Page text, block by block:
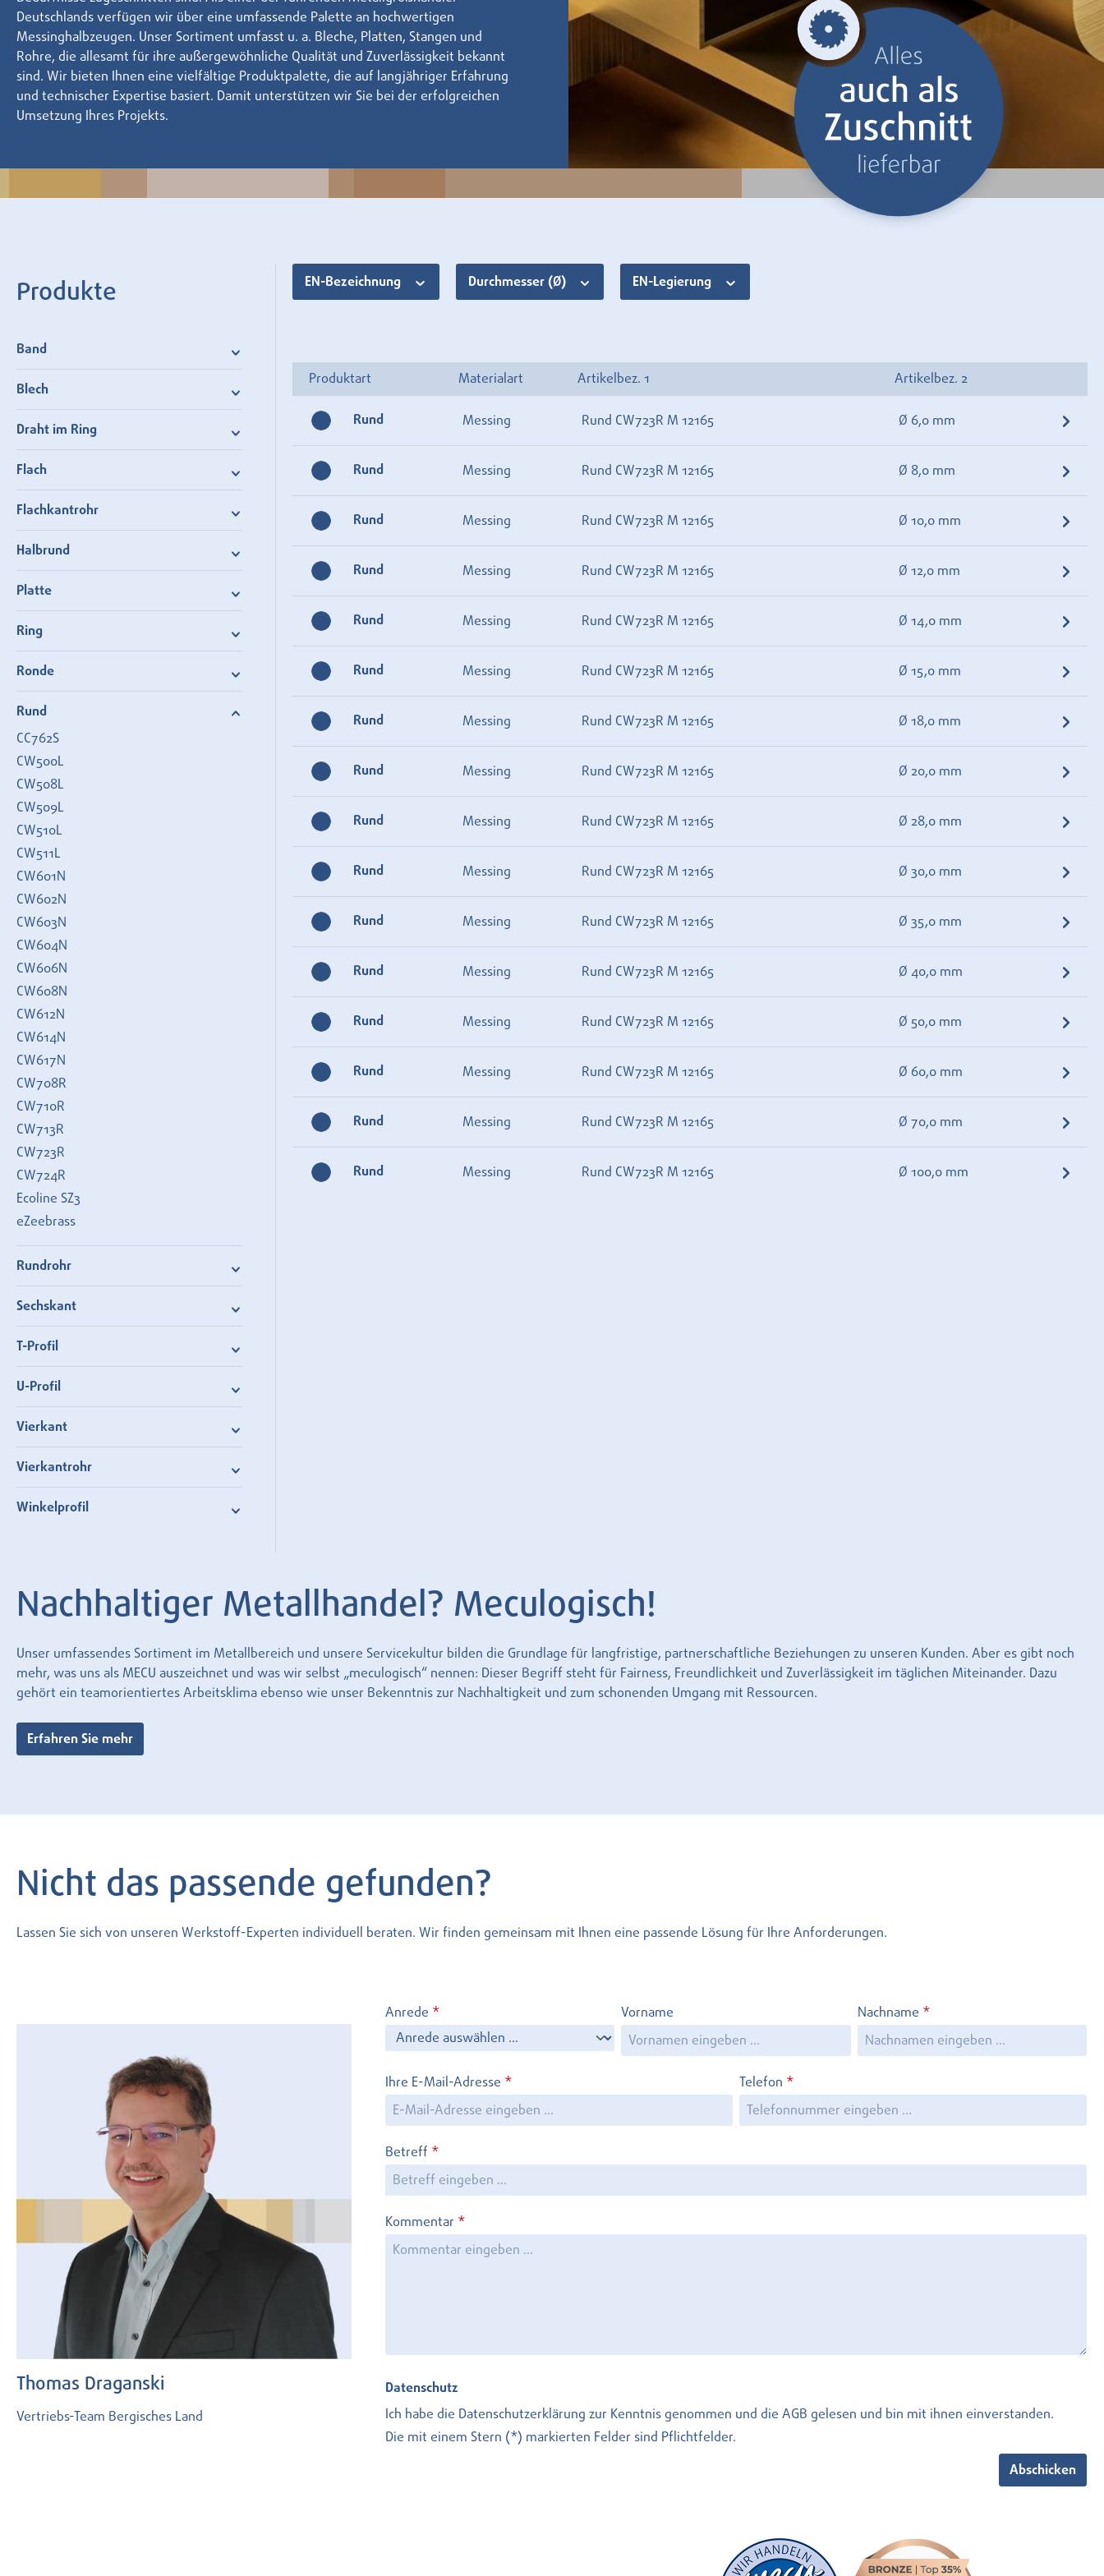
Deutschlands verfügen wir über eine umfassende Palette an hochwertigen
Messinghalbzeugen. Unser Sortiment umfasst u. a. Bleche, Platten, Stangen und
Rohre, die allesamt für ihre außergewöhnliche Qualität und Zuverlässigkeit bekannt
sind. Wir bieten Ihnen eine vielfältige Produktpalette, die auf langjähriger Erfahrung
und technischer Expertise basiert. Damit unterstützen wir Sie bei der erfolgreichen
Umsetzung Ihres Projekts.
Produkte
Band
Blech
Draht im Ring
Flach
Flachkantrohr
Halbrund
Platte
Ring
Ronde
Rund
CC762S
CW500L
CW508L
CW509L
CW510L
CW511L
CW601N
CW602N
CW603N
CW604N
CW606N
CW608N
CW612N
CW614N
CW617N
CW708R
CW710R
CW713R
CW723R
CW724R
Ecoline SZ3
eZeebrass
Rundrohr
Sechskant
T-Profil
U-Profil
Vierkant
Vierkantrohr
Winkelprofil
EN-Bezeichnung Durchmesser (Ø) EN-Legierung
Produktart Materialart Artikelbez. 1 Artikelbez. 2
Rund Messing Rund CW723R M 12165 Ø 6,0 mm
Rund Messing Rund CW723R M 12165 Ø 8,0 mm
Rund Messing Rund CW723R M 12165 Ø 10,0 mm
Rund Messing Rund CW723R M 12165 Ø 12,0 mm
Rund Messing Rund CW723R M 12165 Ø 14,0 mm
Rund Messing Rund CW723R M 12165 Ø 15,0 mm
Rund Messing Rund CW723R M 12165 Ø 18,0 mm
Rund Messing Rund CW723R M 12165 Ø 20,0 mm
Rund Messing Rund CW723R M 12165 Ø 28,0 mm
Rund Messing Rund CW723R M 12165 Ø 30,0 mm
Rund Messing Rund CW723R M 12165 Ø 35,0 mm
Rund Messing Rund CW723R M 12165 Ø 40,0 mm
Rund Messing Rund CW723R M 12165 Ø 50,0 mm
Rund Messing Rund CW723R M 12165 Ø 60,0 mm
Rund Messing Rund CW723R M 12165 Ø 70,0 mm
Rund Messing Rund CW723R M 12165 Ø 100,0 mm
Nachhaltiger Metallhandel? Meculogisch!
Unser umfassendes Sortiment im Metallbereich und unsere Servicekultur bilden die Grundlage für langfristige, partnerschaftliche Beziehungen zu unseren Kunden. Aber es gibt noch
mehr, was uns als MECU auszeichnet und was wir selbst „meculogisch“ nennen: Dieser Begriff steht für Fairness, Freundlichkeit und Zuverlässigkeit im täglichen Miteinander. Dazu
gehört ein teamorientiertes Arbeitsklima ebenso wie unser Bekenntnis zur Nachhaltigkeit und zum schonenden Umgang mit Ressourcen.
Erfahren Sie mehr
Nicht das passende gefunden?
Lassen Sie sich von unseren Werkstoff-Experten individuell beraten. Wir finden gemeinsam mit Ihnen eine passende Lösung für Ihre Anforderungen.
Thomas Draganski
Vertriebs-Team Bergisches Land
Anrede * Vorname Nachname *
Ihre E-Mail-Adresse * Telefon *
Betreff *
Kommentar *
Datenschutz
Ich habe die Datenschutzerklärung zur Kenntnis genommen und die AGB gelesen und bin mit ihnen einverstanden.
Die mit einem Stern (*) markierten Felder sind Pflichtfelder.
Abschicken